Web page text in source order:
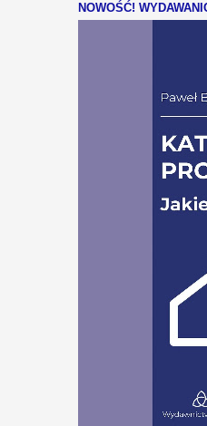
NOWOŚĆ!